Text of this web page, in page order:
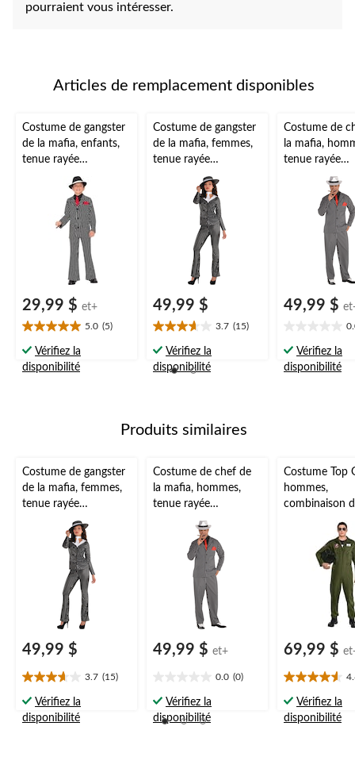
pourraient vous intéresser.
Articles de remplacement disponibles
Costume de gangster
de la mafia, enfants,
tenue rayée
noir/blanc avec
chapeau, tailles
29,99 $ et+
5.0 (5)
5.0
étoile(s)
sur
Vérifiez la
disponibilité
Costume de gangster
de la mafia, femmes,
tenue rayée
noir/blanc avec
chapeau et cravate,
tailles variées
49,99 $
3.7 (15)
3.7
étoile(s)
sur
Vérifiez la
disponibilité
Costume de
la mafia,
tenue rayée
noir/blanc
manteau/
emise, tailles
49,99 $
étoile(s)
sur
Vérifiez la
disponibilité
Produits similaires
Costume de gangster
de la mafia, femmes,
tenue rayée
noir/blanc avec
chapeau et cravate,
tailles variées
49,99 $
3.7 (15)
3.7
étoile(s)
sur
Vérifiez la
disponibilité
Costume de chef de
la mafia, hommes,
tenue rayée
noir/blanc avec
manteau/pantalon/ch
emise, tailles variées
49,99 $ et+
0.0 (0)
étoile(s)
sur
Vérifiez la
disponibilité
Costume Top
hommes,
combinaison
verte, tailles
69,99 $
4.6
étoile(s)
sur
Vérifiez la
disponibilité